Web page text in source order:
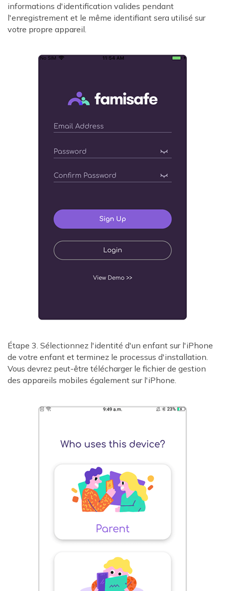
informations d'identification valides pendant
l'enregistrement et le même identifiant sera utilisé sur
votre propre appareil.
Étape 3. Sélectionnez l'identité d'un enfant sur l'iPhone
de votre enfant et terminez le processus d'installation.
Vous devrez peut-être télécharger le fichier de gestion
des appareils mobiles également sur l'iPhone.